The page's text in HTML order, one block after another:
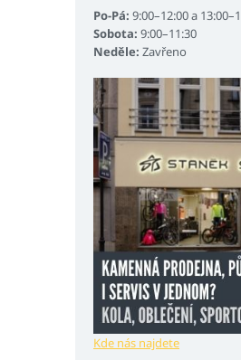
Po-Pá: 9:00–12:00 a
Sobota: 9:00–11:30
Neděle: Zavřeno
Kde nás najdete